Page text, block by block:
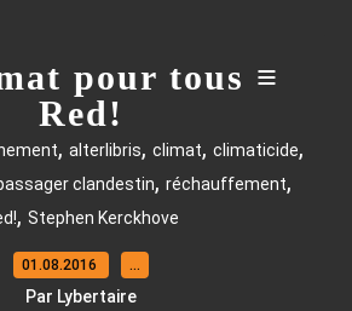
pour tous ≡
Red!
, alterlibris, climat, climaticide,
clandestin, réchauffement,
, Stephen Kerckhove
01.08.2016 …
Par Lybertaire